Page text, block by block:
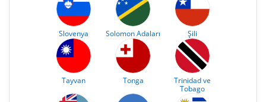
Slovenya Solomon Adaları Şili
Tayvan Tonga
Trinidad ve
Tobago